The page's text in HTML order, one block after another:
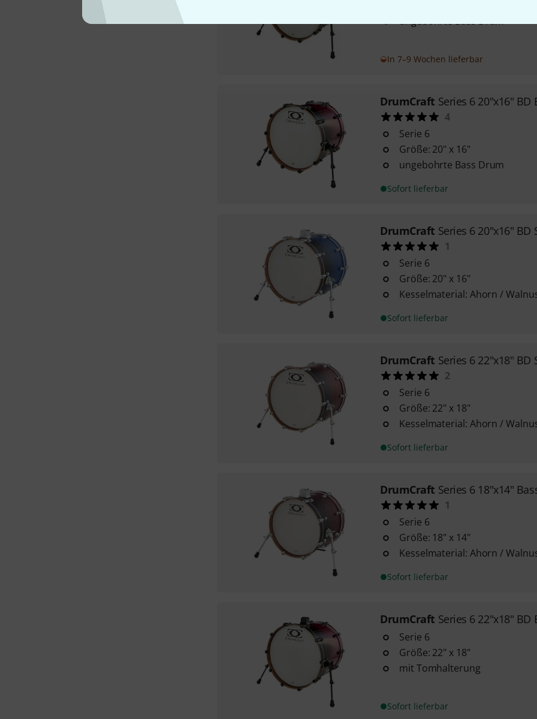
ungebohrte Bass Drum
In 7–9 Wochen lieferbar
DrumCraft Series 6 20"x16" BD
4
Serie 6
Größe: 20" x 16"
ungebohrte Bass Drum
Sofort lieferbar
DrumCraft Series 6 20"x16" BD
1
Serie 6
Größe: 20" x 16"
Kesselmaterial: Ahorn /
Sofort lieferbar
DrumCraft Series 6 22"x18" BD
2
Serie 6
Größe: 22" x 18"
Kesselmaterial: Ahorn /
Sofort lieferbar
DrumCraft Series 6 18"x14"
1
Serie 6
Größe: 18" x 14"
Kesselmaterial: Ahorn /
Sofort lieferbar
DrumCraft Series 6 22"x18" BD
Serie 6
Größe: 22" x 18"
mit Tomhalterung
Sofort lieferbar